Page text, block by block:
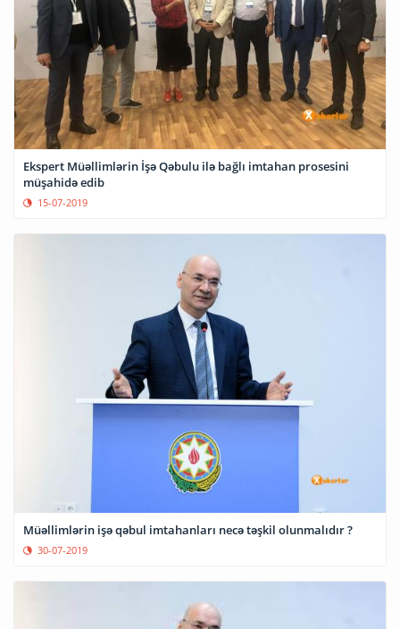
Ekspert Müəllimlərin İşə Qəbulu ilə bağlı imtahan prosesini
müşahidə edib
15-07-2019
Müəllimlərin işə qəbul imtahanları necə təşkil olunmalıdır ?
30-07-2019